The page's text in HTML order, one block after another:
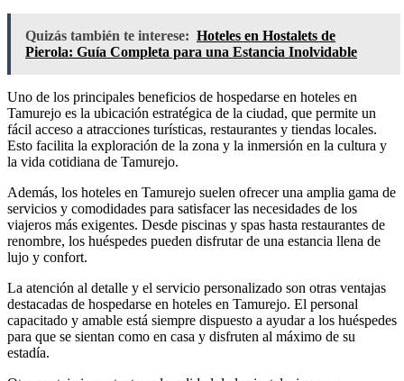
Quizás también te interese: Hoteles en Hostalets de
Pierola: Guía Completa para una Estancia Inolvidable
Uno de los principales beneficios de hospedarse en hoteles en
Tamurejo es la ubicación estratégica de la ciudad, que permite un
fácil acceso a atracciones turísticas, restaurantes y tiendas locales.
Esto facilita la exploración de la zona y la inmersión en la cultura y
la vida cotidiana de Tamurejo.
Además, los hoteles en Tamurejo suelen ofrecer una amplia gama de
servicios y comodidades para satisfacer las necesidades de los
viajeros más exigentes. Desde piscinas y spas hasta restaurantes de
renombre, los huéspedes pueden disfrutar de una estancia llena de
lujo y confort.
La atención al detalle y el servicio personalizado son otras ventajas
destacadas de hospedarse en hoteles en Tamurejo. El personal
capacitado y amable está siempre dispuesto a ayudar a los huéspedes
para que se sientan como en casa y disfruten al máximo de su
estadía.